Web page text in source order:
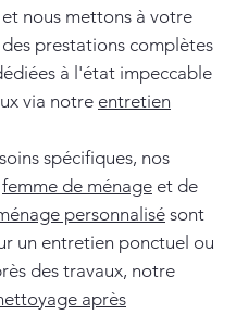
nous mettons à votre
prestations complètes
à l'état impeccable
via notre entretien
spécifiques, nos
femme de ménage et de
personnalisé sont
un entretien ponctuel ou
des travaux, notre
après